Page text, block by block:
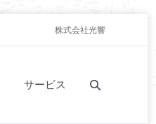
株式会社光響
サービス